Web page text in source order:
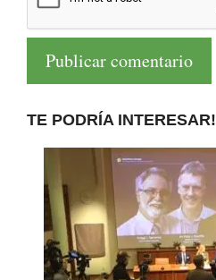
TE PODRÍA INTERESAR!